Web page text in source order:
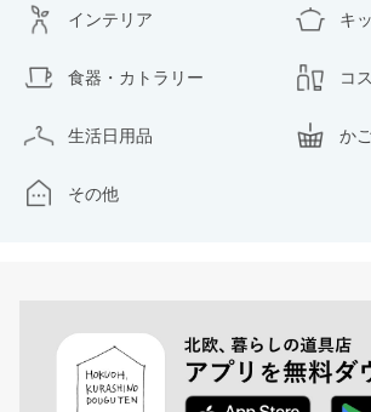
インテリア キ
食器・カトラリー コ
生活日用品 か
その他